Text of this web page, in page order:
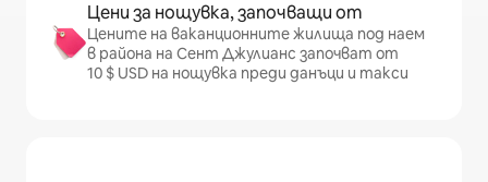
Цени за нощувка, започващи от
Цените на ваканционните жилища под наем
в района на Сент Джулианс започват от
10 $ USD на нощувка преди данъци и такси